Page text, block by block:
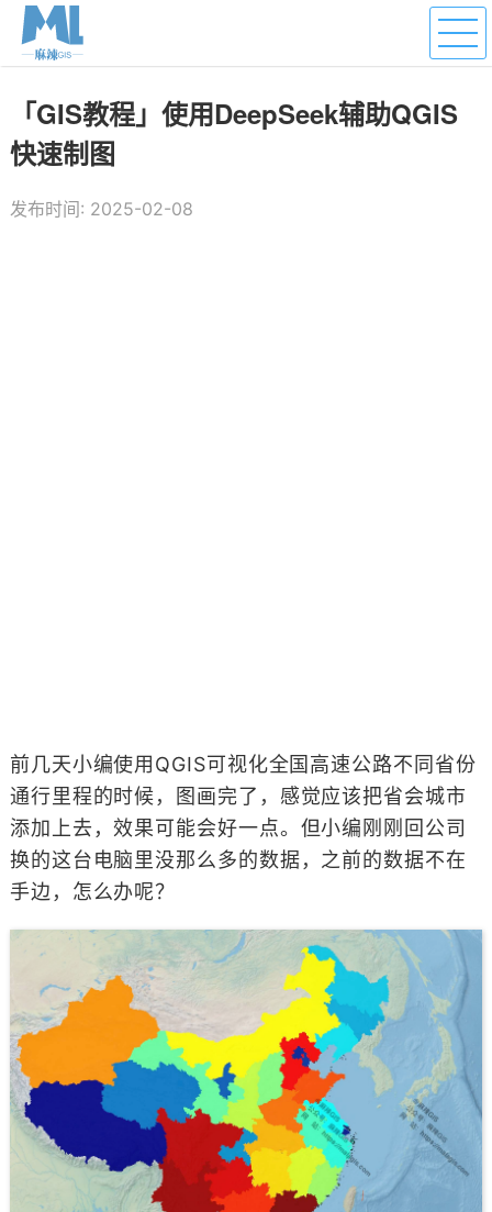
「GIS教程」使用DeepSeek辅助QGIS
快速制图
发布时间: 2025-02-08
前几天小编使用QGIS可视化全国高速公路不同省份
通行里程的时候，图画完了，感觉应该把省会城市
添加上去，效果可能会好一点。但小编刚刚回公司
换的这台电脑里没那么多的数据，之前的数据不在
手边，怎么办呢？